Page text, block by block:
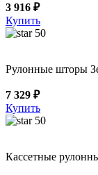
3 916 ₽
Купить
50
Рулонные шторы
7 329 ₽
Купить
50
Кассетные